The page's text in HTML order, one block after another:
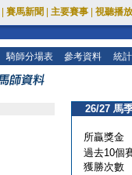
賽馬新聞 主要賽事 視聽播
騎師分場表 參考資料 統
26/27 馬
所贏獎金
過去10個
獲勝次數